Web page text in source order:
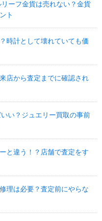
ーフ金貨は売れない？金貨
ト
時計として壊れていても価
店から査定までに確認され
い？ジュエリー買取の事前
と違う！？店舗で査定をす
理は必要？査定前にやらな